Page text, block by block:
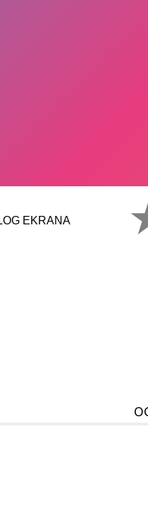
EKRANA